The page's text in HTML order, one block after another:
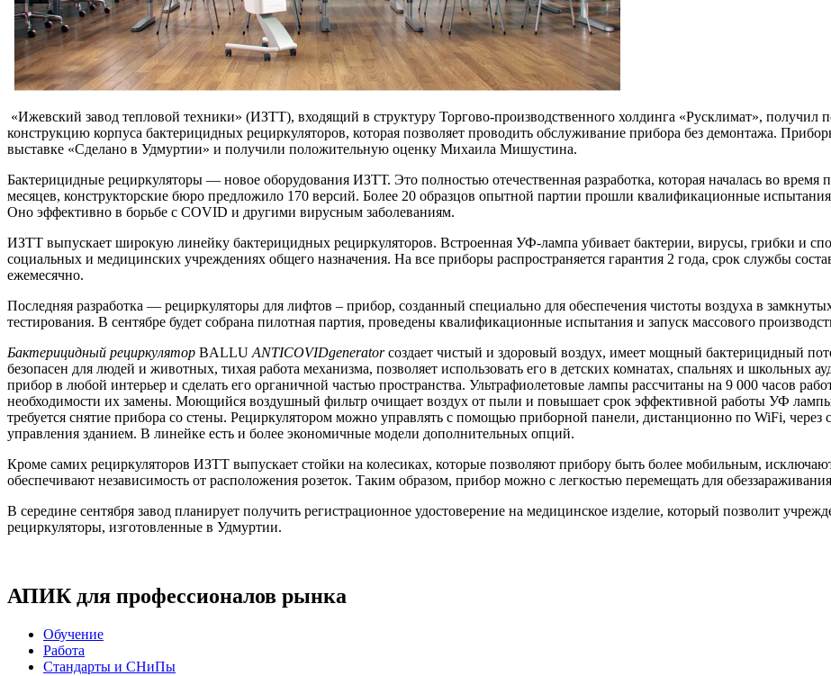
«Ижевский завод тепловой техники» (ИЗТТ), входящий в структуру Торгово-производственного холдинга «Русклимат», получил
конструкцию корпуса бактерицидных рециркуляторов, которая позволяет проводить обслуживание прибора без демонтажа.
выставке «Сделано в Удмуртии» и получили положительную оценку Михаила Мишустина.
Бактерицидные рециркуляторы — новое оборудования ИЗТТ. Это полностью отечественная разработка, которая началась во
месяцев, конструкторские бюро предложило 170 версий. Более 20 образцов опытной партии прошли квалификационные
Оно эффективно в борьбе с COVID и другими вирусным заболеваниям.
ИЗТТ выпускает широкую линейку бактерицидных рециркуляторов. Встроенная УФ-лампа убивает бактерии, вирусы, грибки и
социальных и медицинских учреждениях общего назначения. На все приборы распространяется гарантия 2 года, срок службы
ежемесячно.
Последняя разработка — рециркуляторы для лифтов – прибор, созданный специально для обеспечения чистоты воздуха в
тестирования. В сентябре будет собрана пилотная партия, проведены квалификационные испытания и запуск массового
Бактерицидный рециркулятор BALLU ANTICOVIDgeneratorсоздает чистый и здоровый воздух, имеет мощный бактерицидный
безопасен для людей и животных, тихая работа механизма, позволяет использовать его в детских комнатах, спальнях и школьных
прибор в любой интерьер и сделать его органичной частью пространства. Ультрафиолетовые лампы рассчитаны на 9 000 часов
необходимости их замены. Моющийся воздушный фильтр очищает воздух от пыли и повышает срок эффективной работы УФ
требуется снятие прибора со стены. Рециркулятором можно управлять с помощью приборной панели, дистанционно по WiFi, через
управления зданием. В линейке есть и более экономичные модели дополнительных опций.
Кроме самих рециркуляторов ИЗТТ выпускает стойки на колесиках, которые позволяют прибору быть более мобильным,
обеспечивают независимость от расположения розеток. Таким образом, прибор можно с легкостью перемещать для
В середине сентября завод планирует получить регистрационное удостоверение на медицинское изделие, который позволит
рециркуляторы, изготовленные в Удмуртии.
АПИК для профессионалов рынка
Обучение
Работа
Стандарты и СНиПы